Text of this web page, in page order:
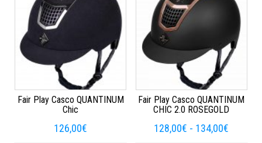
Fair Play Casco QUANTINUM
Chic
126,00€
Fair Play Casco QUANTINUM
CHIC 2.0 ROSEGOLD
128,00€ - 134,00€